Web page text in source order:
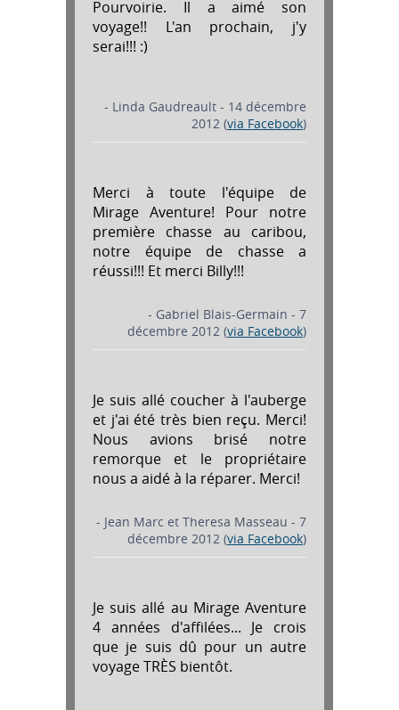
Pourvoirie. Il a aimé son
voyage!! L'an prochain, j'y
serai!!! :)
- Linda Gaudreault - 14 décembre
2012 (via Facebook)
Merci à toute l'équipe de
Mirage Aventure! Pour notre
première chasse au caribou,
notre équipe de chasse a
réussi!!! Et merci Billy!!!
- Gabriel Blais-Germain - 7
décembre 2012 (via Facebook)
Je suis allé coucher à l'auberge
et j'ai été très bien reçu. Merci!
Nous avions brisé notre
remorque et le propriétaire
nous a aidé à la réparer. Merci!
- Jean Marc et Theresa Masseau - 7
décembre 2012 (via Facebook)
Je suis allé au Mirage Aventure
4 années d'affilées... Je crois
que je suis dû pour un autre
voyage TRÈS bientôt.